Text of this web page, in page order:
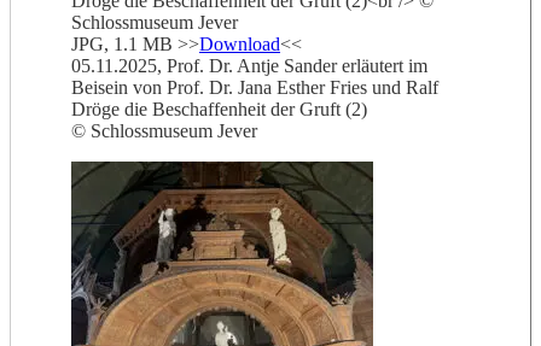
JPG, 1.1 MB >>Download<<
05.11.2025, Prof. Dr. Antje Sander erläutert im
Beisein von Prof. Dr. Jana Esther Fries und Ralf
Dröge die Beschaffenheit der Gruft (2)
© Schlossmuseum Jever